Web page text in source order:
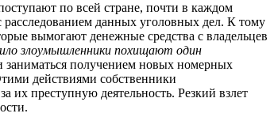
по всей стране, почти в каждом
данных уголовных дел. К тому
вымогают денежные средства с владельцев
злоумышленники похищают один
заниматься получением новых номерных
действиями собственники
их преступную деятельность. Резкий взлет